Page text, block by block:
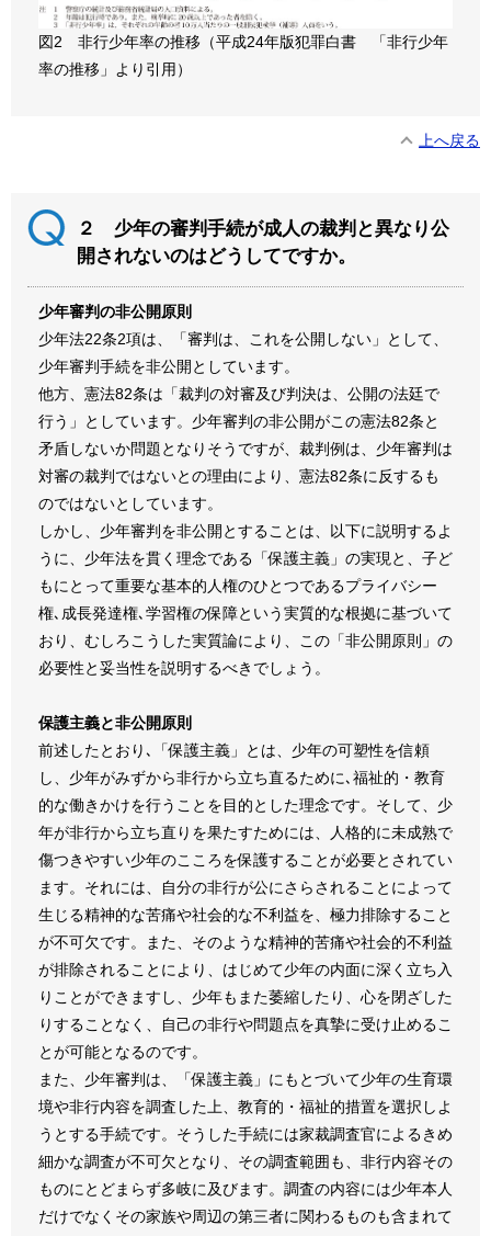
図2 非行少年率の推移（平成24年版犯罪白書 「非行少年
率の推移」より引用）
上へ戻る
２ 少年の審判手続が成人の裁判と異なり公
開されないのはどうしてですか。
少年審判の非公開原則
少年法22条2項は、「審判は、これを公開しない」として、
少年審判手続を非公開としています。
他方、憲法82条は「裁判の対審及び判決は、公開の法廷で
行う」としています。少年審判の非公開がこの憲法82条と
矛盾しないか問題となりそうですが、裁判例は、少年審判は
対審の裁判ではないとの理由により、憲法82条に反するも
のではないとしています。
しかし、少年審判を非公開とすることは、以下に説明するよ
うに、少年法を貫く理念である「保護主義」の実現と、子ど
もにとって重要な基本的人権のひとつであるプライバシー
権､成長発達権､学習権の保障という実質的な根拠に基づいて
おり、むしろこうした実質論により、この「非公開原則」の
必要性と妥当性を説明するべきでしょう。
保護主義と非公開原則
前述したとおり､「保護主義」とは、少年の可塑性を信頼
し、少年がみずから非行から立ち直るために､福祉的・教育
的な働きかけを行うことを目的とした理念です。そして、少
年が非行から立ち直りを果たすためには、人格的に未成熟で
傷つきやすい少年のこころを保護することが必要とされてい
ます。それには、自分の非行が公にさらされることによって
生じる精神的な苦痛や社会的な不利益を、極力排除すること
が不可欠です。また、そのような精神的苦痛や社会的不利益
が排除されることにより、はじめて少年の内面に深く立ち入
りことができますし、少年もまた萎縮したり、心を閉ざした
りすることなく、自己の非行や問題点を真摯に受け止めるこ
とが可能となるのです。
また、少年審判は、「保護主義」にもとづいて少年の生育環
境や非行内容を調査した上、教育的・福祉的措置を選択しよ
うとする手続です。そうした手続には家裁調査官によるきめ
細かな調査が不可欠となり、その調査範囲も、非行内容その
ものにとどまらず多岐に及びます。調査の内容には少年本人
だけでなくその家族や周辺の第三者に関わるものも含まれて